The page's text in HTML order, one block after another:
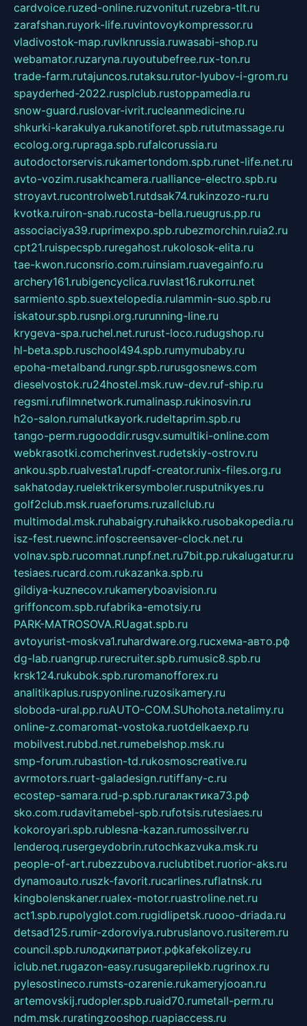
cardvoice.ruzed-online.ruzvonitut.ruzebra-tlt.ru
zarafshan.ruyork-life.ruvintovoykompressor.ru
vladivostok-map.ruvlknrussia.ruwasabi-shop.ru
webamator.ruzaryna.ruyoutubefree.rux-ton.ru
trade-farm.rutajuncos.rutaksu.rutor-lyubov-i-grom.ru
spayderhed-2022.rusplclub.rustoppamedia.ru
snow-guard.ruslovar-ivrit.rucleanmedicine.ru
shkurki-karakulya.rukanotiforet.spb.rututmassage.ru
ecolog.org.rupraga.spb.rufalcorussia.ru
autodoctorservis.rukamertondom.spb.runet-life.net.ru
avto-vozim.rusakhcamera.rualliance-electro.spb.ru
stroyavt.rucontrolweb1.rutdsak74.rukinzozo-ru.ru
kvotka.ruiron-snab.rucosta-bella.rueugrus.pp.ru
associaciya39.ruprimexpo.spb.rubezmorchin.ruia2.ru
cpt21.ruispecspb.ruregahost.rukolosok-elita.ru
tae-kwon.ruconsrio.com.ruinsiam.ruavegainfo.ru
archery161.rubigencyclica.ruvlast16.rukorru.net
sarmiento.spb.suextelopedia.rulammin-suo.spb.ru
iskatour.spb.rusnpi.org.rurunning-line.ru
krygeva-spa.ruchel.net.rurust-loco.rudugshop.ru
hl-beta.spb.ruschool494.spb.rumymubaby.ru
epoha-metalband.rungr.spb.rurusgosnews.com
dieselvostok.ru24hostel.msk.ruw-dev.ruf-ship.ru
regsmi.rufilmnetwork.rumalinasp.rukinosvin.ru
h2o-salon.rumalutkayork.rudeltaprim.spb.ru
tango-perm.rugooddir.rusgv.sumultiki-online.com
webkrasotki.comcherinvest.rudetskiy-ostrov.ru
ankou.spb.rualvesta1.rupdf-creator.runix-files.org.ru
sakhatoday.ruelektrikersymboler.rusputnikyes.ru
golf2club.msk.ruaeforums.ruzallclub.ru
multimodal.msk.ruhabaigry.ruhaikko.rusobakopedia.ru
isz-fest.ruewnc.infoscreensaver-clock.net.ru
volnav.spb.rucomnat.runpf.net.ru7bit.pp.rukalugatur.ru
tesiaes.rucard.com.rukazanka.spb.ru
gildiya-kuznecov.rukameryboavision.ru
griffoncom.spb.rufabrika-emotsiy.ru
PARK-MATROSOVA.RUagat.spb.ru
avtoyurist-moskva1.ruhardware.org.ruсхема-авто.рф
dg-lab.ruangrup.rurecruiter.spb.rumusic8.spb.ru
krsk124.rukubok.spb.ruromanofforex.ru
analitikaplus.ruspyonline.ruzosikamery.ru
sloboda-ural.pp.ruAUTO-COM.SUhohota.netalimy.ru
online-z.comaromat-vostoka.ruotdelkaexp.ru
mobilvest.rubbd.net.rumebelshop.msk.ru
smp-forum.rubastion-td.rukosmoscreative.ru
avrmotors.ruart-galadesign.rutiffany-c.ru
ecostep-samara.rud-p.spb.ruгалактика73.рф
sko.com.rudavitamebel-spb.rufotsis.rutesiaes.ru
kokoroyari.spb.rublesna-kazan.rumossilver.ru
lenderoq.rusergeydobrin.rutochkazvuka.msk.ru
people-of-art.rubezzubova.ruclubtibet.ruorior-aks.ru
dynamoauto.ruszk-favorit.rucarlines.ruflatnsk.ru
kingbolenskaner.rualex-motor.ruastroline.net.ru
act1.spb.rupolyglot.com.rugidlipetsk.ruooo-driada.ru
detsad125.rumir-zdoroviya.rubruslanovo.rusiterem.ru
council.spb.ruлодкипатриот.рфkafekolizey.ru
iclub.net.rugazon-easy.rusugarepilekb.rugrinox.ru
pylesostineco.rumsts-ozarenie.rukameryjooan.ru
artemovskij.rudopler.spb.ruaid70.rumetall-perm.ru
ndm.msk.ruratingzooshop.ruapiaccess.ru